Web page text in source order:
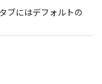
ブにはデフォルトの